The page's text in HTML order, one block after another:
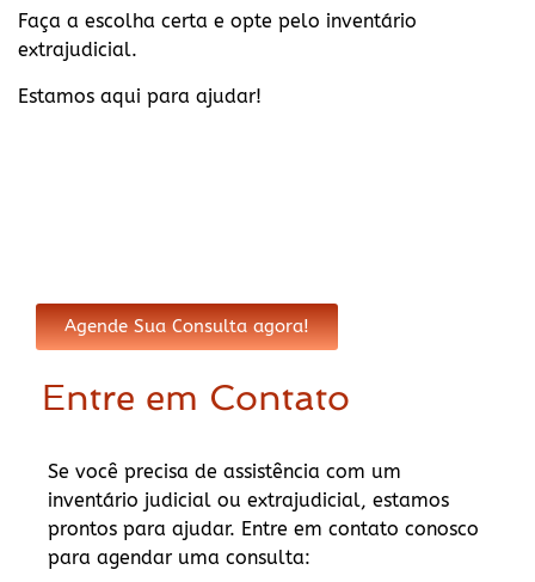
Faça a escolha certa e opte pelo inventário
extrajudicial.
Estamos aqui para ajudar!
Agende Sua Consulta agora!
Entre em Contato
Se você precisa de assistência com um
inventário judicial ou extrajudicial, estamos
prontos para ajudar. Entre em contato conosco
para agendar uma consulta: